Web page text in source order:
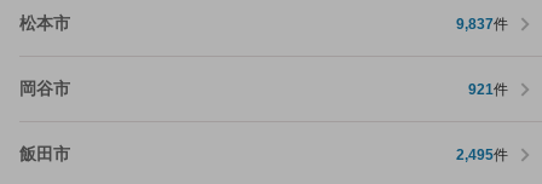
松本市 9,837件
岡谷市 921件
飯田市 2,495件